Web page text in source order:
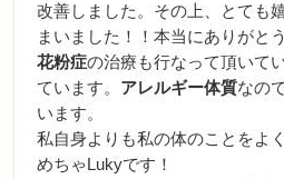
改善しました。その上、とても
まいました！！本当にありがと
花粉症の治療も行なって頂いて
ています。 アレルギー体質なので
います。
私自身よりも私の体のことをよ
めちゃLukyです！